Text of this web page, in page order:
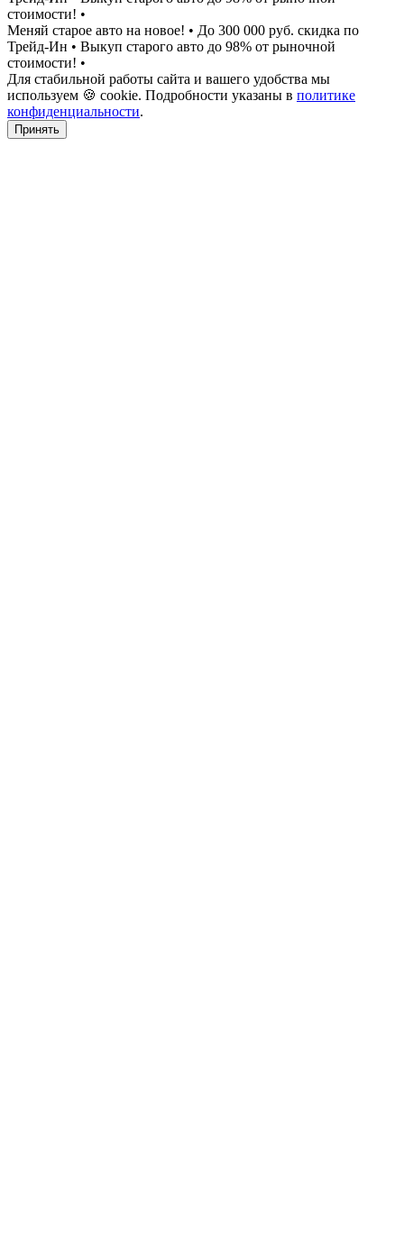
стоимости! •
Меняй старое авто на новое! • До 300 000 руб. скидка по
Трейд-Ин • Выкуп старого авто до 98% от рыночной
стоимости! •
Для стабильной работы сайта и вашего удобства мы
используем 🍪 cookie. Подробности указаны в политике
конфиденциальности.
Принять